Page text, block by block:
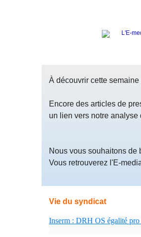
À découvrir cette semaine
Encore des articles de
un lien vers notre analyse
Nous vous souhaitons de
Vous retrouverez l'E-
Vie du syndicat
Inserm : DRH OS égalité pro